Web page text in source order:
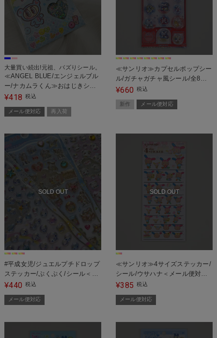
大量買い続出!元祖、バズりシール。
≪ANGEL BLUE/エンジェルブル
ー/ナカムラくん≫おはじきシー
ル/#平成女児＜メール便対応＞
¥418 税込
メール便対応 再入荷
≪サンリオ≫カプセルポップシー
ル/ガチャガチャ風シール/全8種
＜メール便対応＞
¥660 税込
新作 メール便対応
SOLD OUT
#平成女児/ジュエルプチドロップ
ステッカー/ぷくぷく/シール＜メ
ール便対応＞
¥440 税込
メール便対応
SOLD OUT
≪サンリオ≫4サイズステッカー/
シール/ウサハナ＜メール便対応
＞
¥385 税込
メール便対応